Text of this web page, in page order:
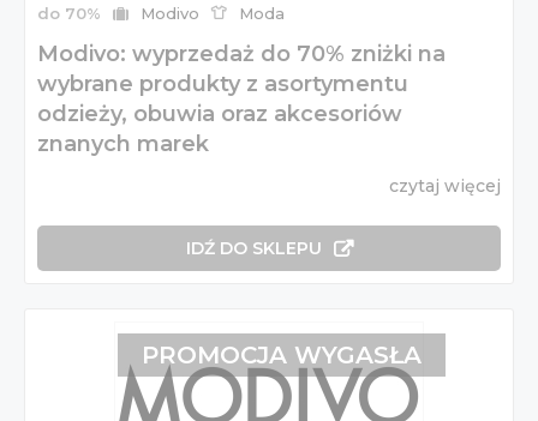
do 70% Modivo Moda
Modivo: wyprzedaż do 70% zniżki na
wybrane produkty z asortymentu
odzieży, obuwia oraz akcesoriów
znanych marek
czytaj więcej
IDŹ DO SKLEPU
PROMOCJA WYGASŁA